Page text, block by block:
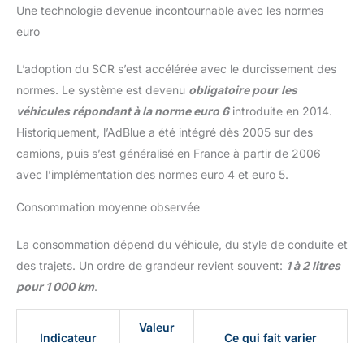
Une technologie devenue incontournable avec les normes
euro
L’adoption du SCR s’est accélérée avec le durcissement des
normes. Le système est devenu obligatoire pour les
véhicules répondant à la norme euro 6introduite en 2014.
Historiquement, l’AdBlue a été intégré dès 2005 sur des
camions, puis s’est généralisé en France à partir de 2006
avec l’implémentation des normes euro 4 et euro 5.
Consommation moyenne observée
La consommation dépend du véhicule, du style de conduite et
des trajets. Un ordre de grandeur revient souvent: 1 à 2 litres
pour 1 000 km.
Indicateur
Valeur
Ce qui fait varier